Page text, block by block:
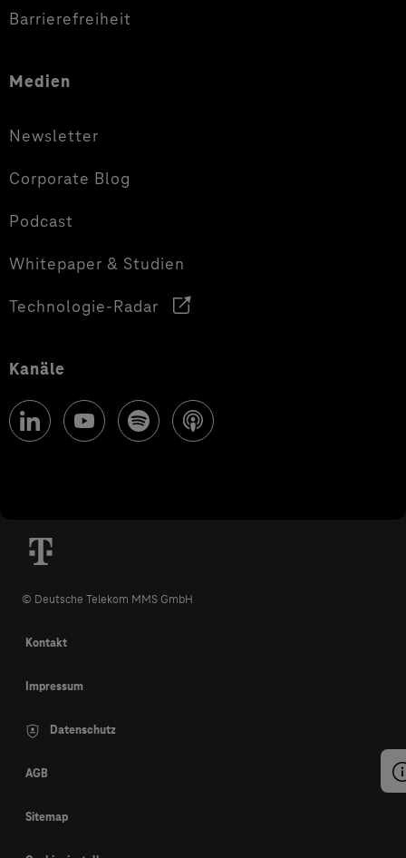
Barrierefreiheit
Medien
Newsletter
Corporate Blog
Podcast
Whitepaper & Studien
Technologie-Radar
Kanäle
© Deutsche Telekom MMS GmbH
Kontakt
Impressum
Datenschutz
AGB
Sitemap